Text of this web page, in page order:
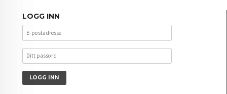
LOGG INN